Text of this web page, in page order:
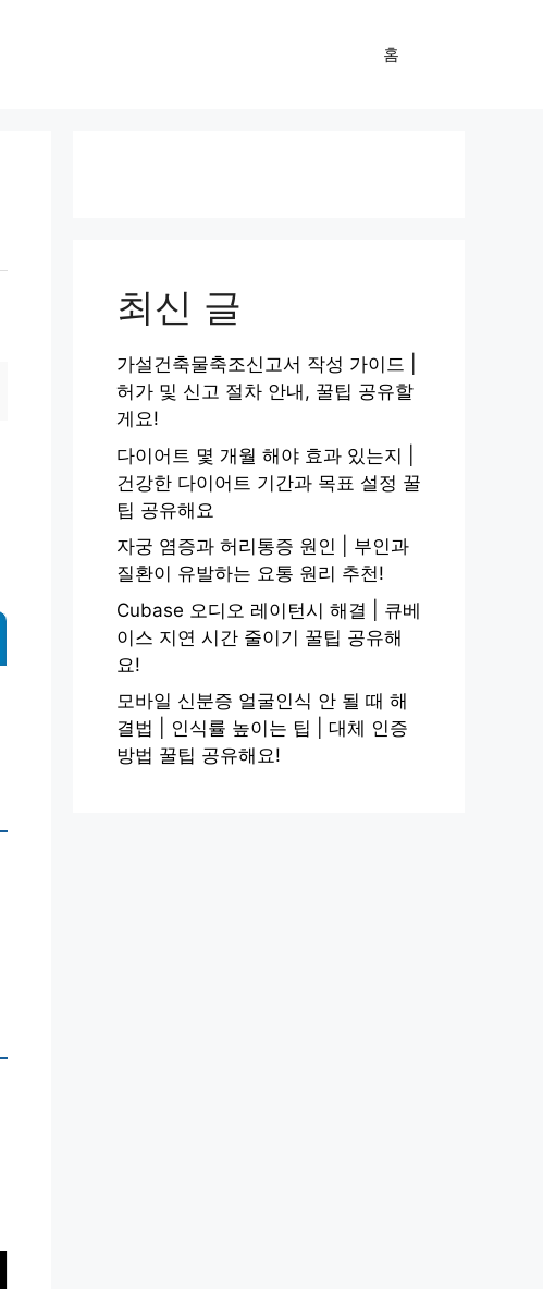
홈
최신 글
가설건축물축조신고서 작성 가이드 |
허가 및 신고 절차 안내, 꿀팁 공유할
게요!
다이어트 몇 개월 해야 효과 있는지 |
건강한 다이어트 기간과 목표 설정 꿀
팁 공유해요
자궁 염증과 허리통증 원인 | 부인과
질환이 유발하는 요통 원리 추천!
Cubase 오디오 레이턴시 해결 | 큐베
이스 지연 시간 줄이기 꿀팁 공유해
요!
모바일 신분증 얼굴인식 안 될 때 해
결법 | 인식률 높이는 팁 | 대체 인증
방법 꿀팁 공유해요!